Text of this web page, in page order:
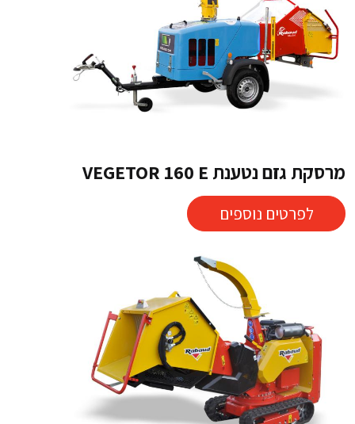
מרסקת גזם נטענת VEGETOR 160 E
לפרטים נוספים